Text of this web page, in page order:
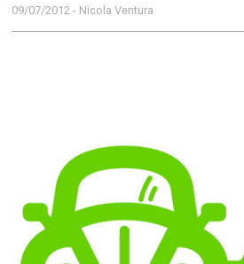
09/07/2012 - Nicola Ventura